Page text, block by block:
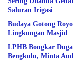
Saluran Irigasi
Budaya Gotong
Lingkungan Masjid
LPHB Bongkar
Bengkulu, Minta